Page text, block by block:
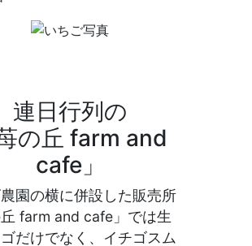
連日行列の
苺の丘 farm and
cafe」
園の横に併設した販売所
丘 farm and cafe」では生
だけでなく、イチゴスム